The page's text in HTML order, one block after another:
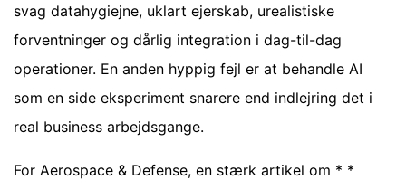
svag datahygiejne, uklart ejerskab, urealistiske
forventninger og dårlig integration i dag-til-dag
operationer. En anden hyppig fejl er at behandle AI
som en side eksperiment snarere end indlejring det i
real business arbejdsgange.
For Aerospace & Defense, en stærk artikel om * *